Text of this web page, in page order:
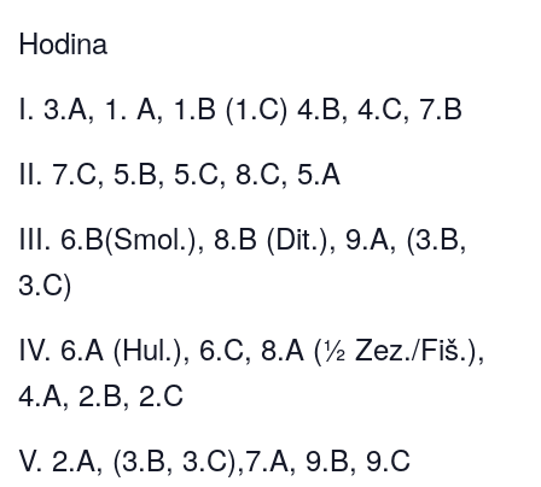
Hodina
I. 3.A, 1. A, 1.B (1.C) 4.B, 4.C, 7.B
II. 7.C, 5.B, 5.C, 8.C, 5.A
III. 6.B(Smol.), 8.B (Dit.), 9.A, (3.B,
3.C)
IV. 6.A (Hul.), 6.C, 8.A (½ Zez./Fiš.),
4.A, 2.B, 2.C
V. 2.A, (3.B, 3.C),7.A, 9.B, 9.C